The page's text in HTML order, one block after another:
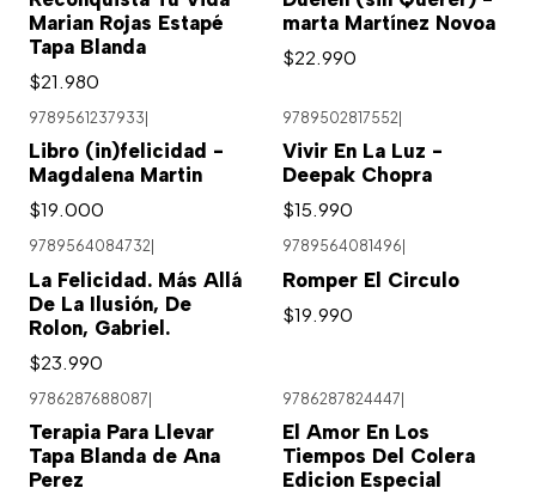
Marian Rojas Estapé
Tapa Blanda
$21.980
marta Martínez Novoa
$22.990
9789561237933
Libro (in)felicidad -
Magdalena Martin
$19.000
9789502817552
Vivir En La Luz -
Deepak Chopra
$15.990
9789564084732
La Felicidad. Más Allá
De La Ilusión, De
Rolon, Gabriel.
$23.990
9789564081496
Romper El Circulo
$19.990
9786287688087
Terapia Para Llevar
Tapa Blanda de Ana
Perez
9786287824447
El Amor En Los
Tiempos Del Colera
Edicion Especial